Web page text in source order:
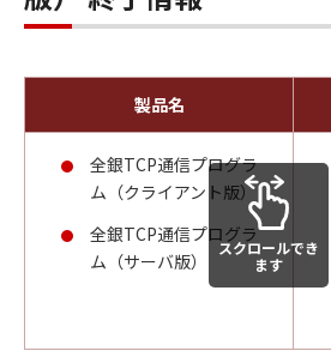
製品名
全銀TCP通信プログラ
ム（クライアント版）
全銀TCP通信プログラ
ム（サーバ版）
スクロールでき
ます